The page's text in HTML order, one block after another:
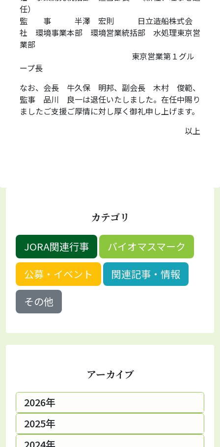
任）
監 事 半澤 宏則 日立造船株式会
社 環境事業本部 環境営業統括部 水処理東京営
業部
東京営業第１グル
ープ長
なお、会長 牛久保 明邦、副会長 木村 俊範、
監事 品川 良一は退任いたしました。在任中賜り
ましたご支援ご厚情に対し厚く御礼申し上げます。
以上
カテゴリ
JORA関連行事
バイオマスマーク
公募・イベント
関連記事・情報
その他
アーカイブ
2026年
2025年